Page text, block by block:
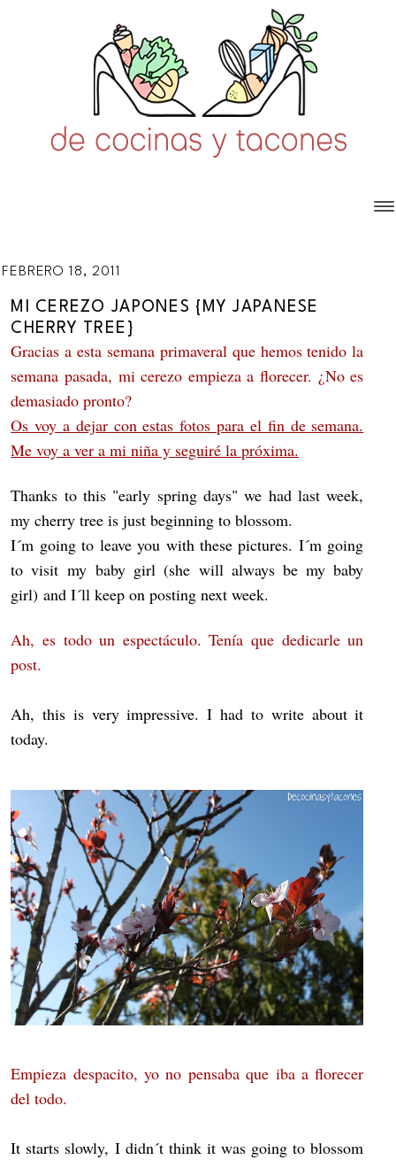
FEBRERO 18, 2011
MI CEREZO JAPONES {MY JAPANESE
CHERRY TREE}
Gracias a esta semana primaveral que hemos tenido la
semana pasada, mi cerezo empieza a florecer. ¿No es
demasiado pronto?
Os voy a dejar con estas fotos para el fin de semana.
Me voy a ver a mi niña y seguiré la próxima.
Thanks to this "early spring days" we had last week,
my cherry tree is just beginning to blossom.
I´m going to leave you with these pictures. I´m going
to visit my baby girl (she will always be my baby
girl) and I´ll keep on posting next week.
Ah, es todo un espectáculo. Tenía que dedicarle un
post.
Ah, this is very impressive. I had to write about it
today.
Empieza despacito, yo no pensaba que iba a florecer
del todo.
It starts slowly, I didn´t think it was going to blossom